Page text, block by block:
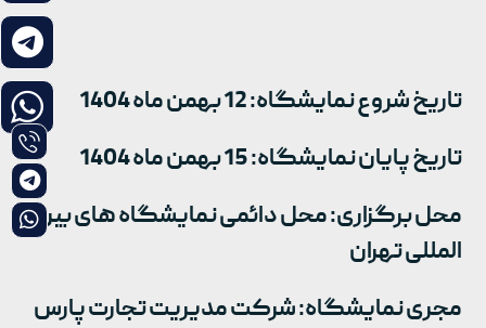
تاریخ شروع نمایشگاه: 12 بهمن ماه 1404
تاریخ پایان نمایشگاه: 15 بهمن ماه 1404
محل برگزاری: محل دائمی نمایشگاه های بین
المللی تهران
مجری نمایشگاه: شرکت مدیریت تجارت پارس